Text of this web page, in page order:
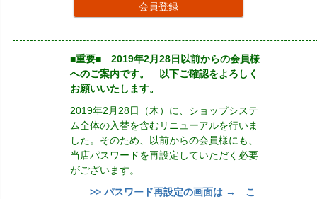
会員登録
■重要■ 2019年2月28日以前からの会員様
へのご案内です。 以下ご確認をよろしく
お願いいたします。
2019年2月28日（木）に、ショップシステ
ム全体の入替を含むリニューアルを行いま
した。そのため、以前からの会員様にも、
当店パスワードを再設定していただく必要
がございます。
>> パスワード再設定の画面は → こ